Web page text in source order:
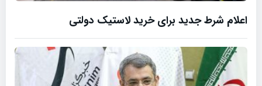
اعلام شرط جدید برای خرید لاستیک دولتی